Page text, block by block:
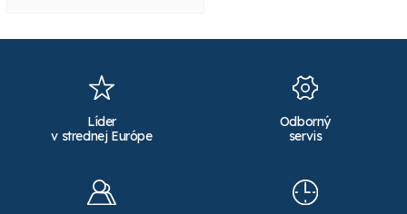
Líder
v strednej Európe
Odborný
servis